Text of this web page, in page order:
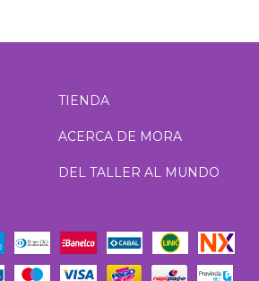
TIENDA
ACERCA DE MORA
DEL TALLER AL MUNDO